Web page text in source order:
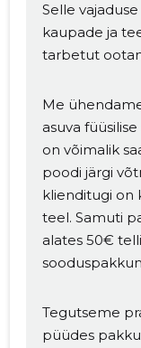
Selle
kaupade ja
tarbetut
Me
asuva
on võimalik
poodi järgi
klienditugi on
teel. Samuti
alates 50€
Tegutseme
püüdes